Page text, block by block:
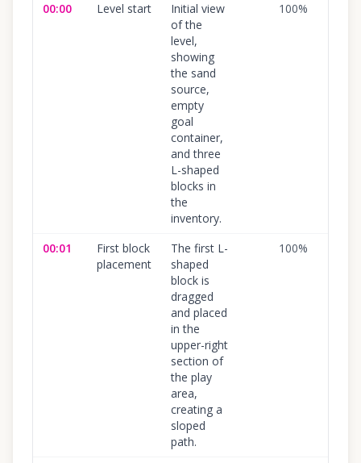
00:00 Level start
Initial view
of the
level,
showing
the sand
source,
empty
goal
container,
and three
L-shaped
blocks in
the
inventory.
100%
00:01
First block
placement
The first L-
shaped
block is
dragged
and placed
in the
upper-right
section of
the play
area,
creating a
sloped
path.
100%